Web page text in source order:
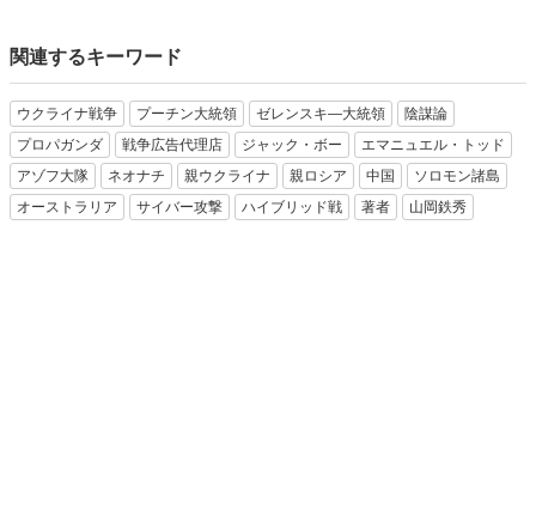
関連するキーワード
ウクライナ戦争 プーチン大統領 ゼレンスキ―大統領
陰謀論
プロパガンダ
戦争広告代理店 ジャック・ボー
エマニュエル・トッド
アゾフ大隊
ネオナチ 親ウクライナ 親ロシア 中国
ソロモン諸島
オーストラリア
サイバー攻撃 ハイブリッド戦 著者 山岡鉄秀